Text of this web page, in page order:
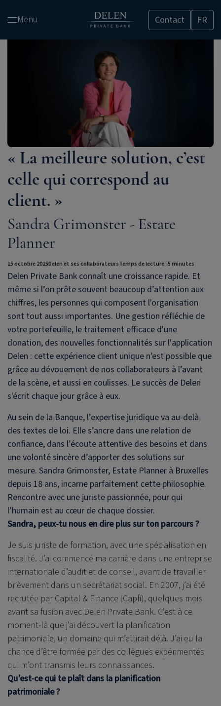
Menu Contact FR
« La meilleure solution, c’est
celle qui correspond au
client. »
Sandra Grimonster - Estate
Planner
15 octobre 2025Delen et ses collaborateursTemps de lecture : 5 minutes
Delen Private Bank connaît une croissance rapide. Et
même si l’on prête souvent beaucoup d’attention aux
chiffres, les personnes qui composent l'organisation
sont tout aussi importantes. Une gestion réfléchie de
votre portefeuille, le traitement efficace d'une
donation, des nouvelles fonctionnalités sur l'application
Delen : cette expérience client unique n'est possible que
grâce au dévouement de nos collaborateurs à l’avant
de la scène, et aussi en coulisses. Le succès de Delen
s'écrit chaque jour grâce à eux.
Au sein de la Banque, l’expertise juridique va au-delà
des textes de loi. Elle s’ancre dans une relation de
confiance, dans l’écoute attentive des besoins et dans
une volonté sincère d’apporter des solutions sur
mesure. Sandra Grimonster, Estate Planner à Bruxelles
depuis 18 ans, incarne parfaitement cette philosophie.
Rencontre avec une juriste passionnée, pour qui
l’humain est au cœur de chaque dossier.
Sandra, peux-tu nous en dire plus sur ton parcours ?
Je suis juriste de formation, avec une spécialisation en
fiscalité. J’ai commencé ma carrière dans une entreprise
internationale d’audit et de conseil, avant de travailler
brièvement dans un secrétariat social. En 2007, j’ai été
recrutée par Capital & Finance (Capfi), quelques mois
avant sa fusion avec Delen Private Bank. C’est à ce
moment-là que j’ai découvert la planification
patrimoniale, un domaine qui m’attirait déjà. J’ai eu la
chance d’être formée par des collègues expérimentés
qui m’ont transmis leurs connaissances.
Qu’est-ce qui te plaît dans la planification
patrimoniale ?